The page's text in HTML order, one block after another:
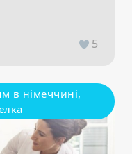
5
в німеччині,